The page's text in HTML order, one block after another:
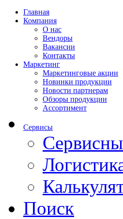
Главная
Компания
О нас
Вендоры
Вакансии
Контакты
Маркетинг
Маркетинговые акции
Новинки продукции
Новости партнерам
Обзоры продукции
Ассортимент
Сервисы
Поиск